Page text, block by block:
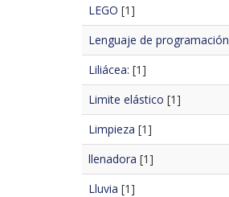
LEGO [1]
Lenguaje de programación
Liliácea: [1]
Limite elástico [1]
Limpieza [1]
llenadora [1]
Lluvia [1]